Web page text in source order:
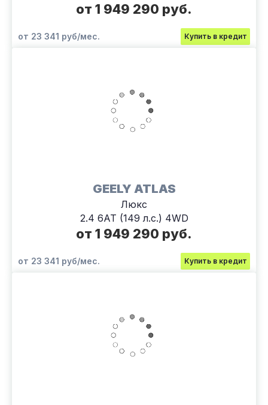
от 1 949 290 руб.
от 23 341 руб/мес. Купить в кредит
GEELY ATLAS
Люкс
2.4 6АТ (149 л.с.) 4WD
от 1 949 290 руб.
от 23 341 руб/мес. Купить в кредит